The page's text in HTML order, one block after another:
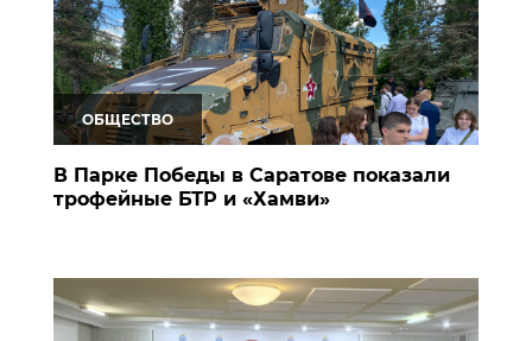
ОБЩЕСТВО
В Парке Победы в Саратове показали
трофейные БТР и «Хамви»